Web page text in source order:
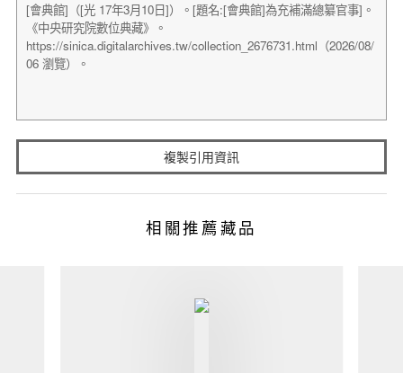
複製引用資訊
相關推薦藏品